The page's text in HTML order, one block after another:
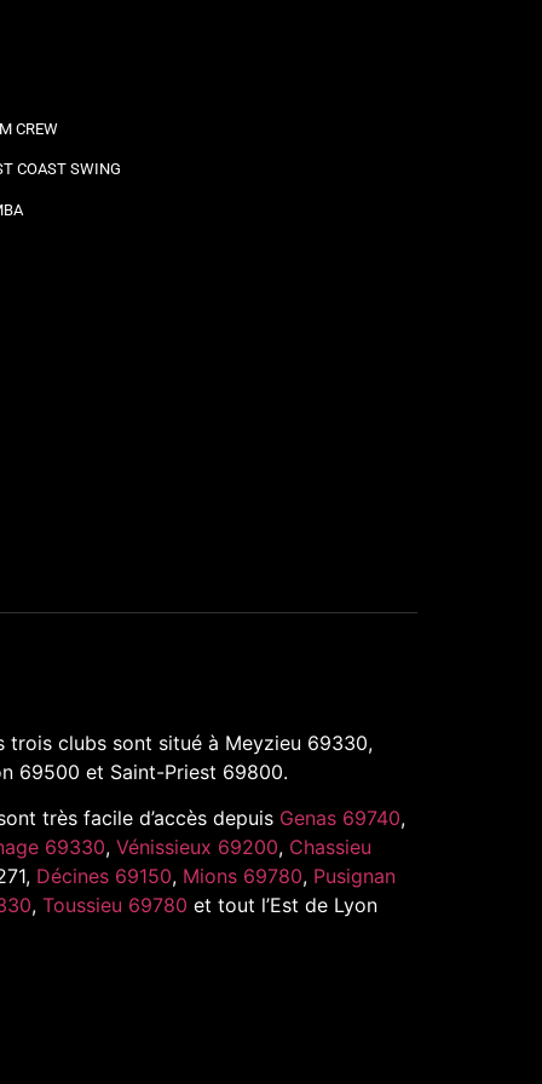
CREW
COAST SWING
trois clubs sont situé à Meyzieu 69330,
69500 et Saint-Priest 69800.
très facile d’accès depuis Genas 69740,
69330, Vénissieux 69200, Chassieu
Décines 69150, Mions 69780, Pusignan
, Toussieu 69780 et tout l’Est de Lyon